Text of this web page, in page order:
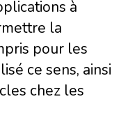
à
la
pour les
ce sens, ainsi
chez les